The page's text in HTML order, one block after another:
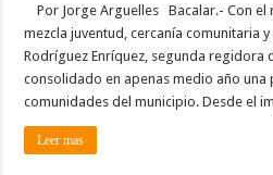
Por Jorge Arguelles Bacalar.- Con el
mezcla juventud, cercanía comunitaria
Rodríguez Enríquez, segunda regidora
consolidado en apenas medio año una
comunidades del municipio. Desde el
Leer mas